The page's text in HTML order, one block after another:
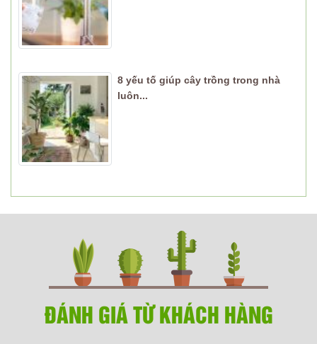
8 yếu tố giúp cây trồng trong nhà
luôn...
ĐÁNH GIÁ TỪ KHÁCH HÀNG